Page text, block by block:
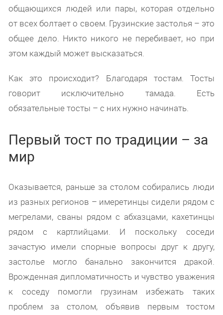
общающихся людей или пары, которая отдельно
от всех болтает о своем. Грузинские застолья – это
общее дело. Никто никого не перебивает, но при
этом каждый может высказаться.
Как это происходит? Благодаря тостам. Тосты
говорит исключительно тамада. Есть
обязательные тосты – с них нужно начинать.
Первый тост по традиции – за
мир
Оказывается, раньше за столом собирались люди
из разных регионов – имеретинцы сидели рядом с
мегрелами, сваны рядом с абхазцами, кахетинцы
рядом с картлийцами. И поскольку соседи
зачастую имели спорные вопросы друг к другу,
застолье могло банально закончится дракой.
Врожденная дипломатичность и чувство уважения
к соседу помогли грузинам избежать таких
проблем за столом, объявив первым тостом